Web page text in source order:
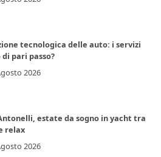
tecnologica delle auto: i servizi
di pari passo?
2026
estate da sogno in yacht tra
relax
2026